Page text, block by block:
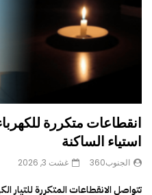
انقطاعات متكررة
استياء الساكنة
الجنوب360 غشت 3, 2026
تتواصل الانقطاعات المتكررة للتيار